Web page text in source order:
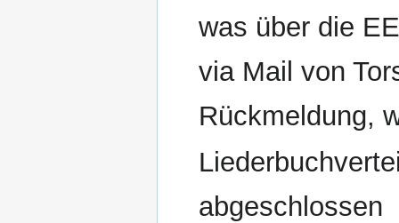
was über die
via Mail von
Rückmeldung,
abgeschlossen